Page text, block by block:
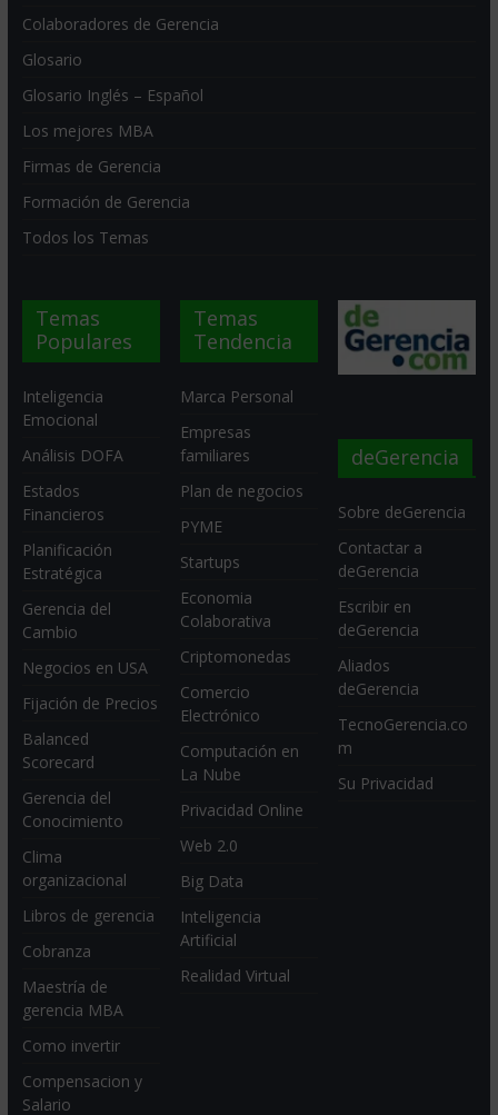
Colaboradores de Gerencia
Glosario
Glosario Inglés – Español
Los mejores MBA
Firmas de Gerencia
Formación de Gerencia
Todos los Temas
Temas
Populares
Inteligencia
Emocional
Análisis DOFA
Estados
Financieros
Planificación
Estratégica
Gerencia del
Cambio
Negocios en USA
Fijación de Precios
Balanced
Scorecard
Gerencia del
Conocimiento
Clima
organizacional
Libros de gerencia
Cobranza
Maestría de
gerencia MBA
Como invertir
Compensacion y
Salario
Temas
Tendencia
Marca Personal
Empresas
familiares
Plan de negocios
PYME
Startups
Economia
Colaborativa
Criptomonedas
Comercio
Electrónico
Computación en
La Nube
Privacidad Online
Web 2.0
Big Data
Inteligencia
Artificial
Realidad Virtual
deGerencia
Sobre deGerencia
Contactar a
deGerencia
Escribir en
deGerencia
Aliados
deGerencia
TecnoGerencia.co
m
Su Privacidad